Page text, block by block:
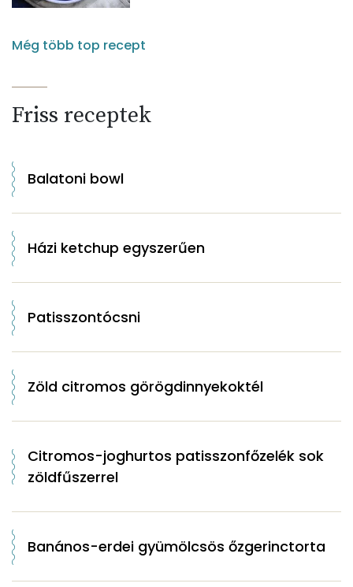
Még több top recept
Friss receptek
Balatoni bowl
Házi ketchup egyszerűen
Patisszontócsni
Zöld citromos görögdinnyekoktél
Citromos-joghurtos patisszonfőzelék sok
zöldfűszerrel
Banános-erdei gyümölcsös őzgerinctorta